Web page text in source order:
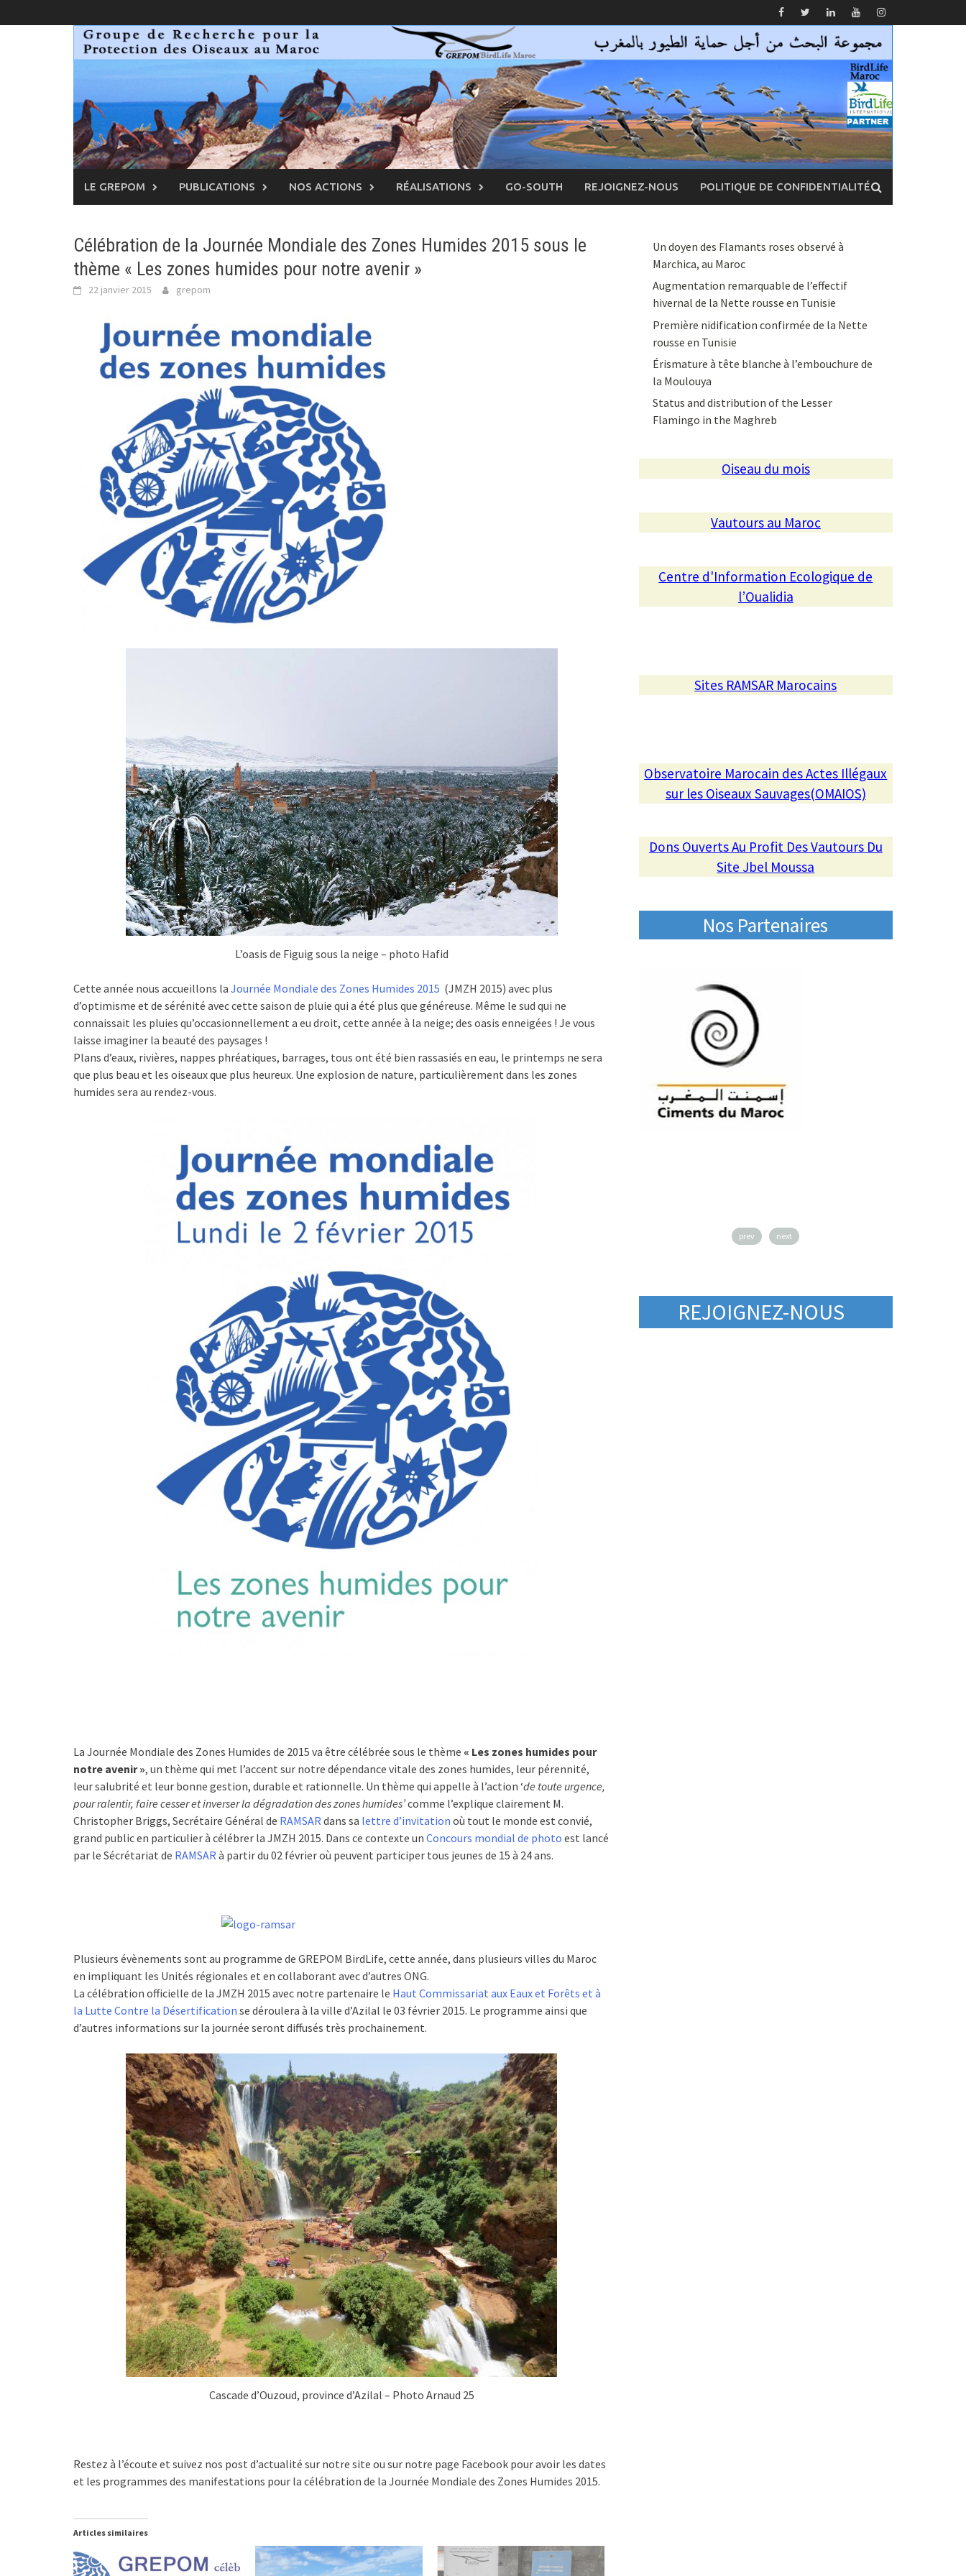
to
LE GREPOM PUBLICATIONS NOS ACTIONS RÉALISATIONS GO-SOUTH REJOIGNEZ-NOUS POLITIQUE DE CONFIDENTIALITÉ
Célébration de la Journée Mondiale des Zones Humides 2015 sous le
thème « Les zones humides pour notre avenir »
22 janvier 2015 grepom
L’oasis de Figuig sous la neige – photo Hafid
Cette année nous accueillons la Journée Mondiale des Zones Humides 2015 (JMZH 2015) avec plus
d’optimisme et de sérénité avec cette saison de pluie qui a été plus que généreuse. Même le sud qui ne
connaissait les pluies qu’occasionnellement a eu droit, cette année à la neige; des oasis enneigées ! Je vous
laisse imaginer la beauté des paysages !
Plans d’eaux, rivières, nappes phréatiques, barrages, tous ont été bien rassasiés en eau, le printemps ne sera
que plus beau et les oiseaux que plus heureux. Une explosion de nature, particulièrement dans les zones
humides sera au rendez-vous.
La Journée Mondiale des Zones Humides de 2015 va être célébrée sous le thème « Les zones humides pour
notre avenir », un thème qui met l’accent sur notre dépendance vitale des zones humides, leur pérennité,
leur salubrité et leur bonne gestion, durable et rationnelle. Un thème qui appelle à l’action ‘de toute urgence,
pour ralentir, faire cesser et inverser la dégradation des zones humides’comme l’explique clairement M.
Christopher Briggs, Secrétaire Général de RAMSARdans sa lettre d’invitation où tout le monde est convié,
grand public en particulier à célébrer la JMZH 2015. Dans ce contexte un Concours mondial de photo est lancé
par le Sécrétariat de RAMSARà partir du 02 février où peuvent participer tous jeunes de 15 à 24 ans.
Plusieurs évènements sont au programme de GREPOM BirdLife, cette année, dans plusieurs villes du Maroc
en impliquant les Unités régionales et en collaborant avec d’autres ONG.
La célébration officielle de la JMZH 2015 avec notre partenaire le Haut Commissariat aux Eaux et Forêts et à
la Lutte Contre la Désertification se déroulera à la ville d’Azilal le 03 février 2015. Le programme ainsi que
d’autres informations sur la journée seront diffusés très prochainement.
Cascade d’Ouzoud, province d’Azilal – Photo Arnaud 25
Restez à l’écoute et suivez nos post d’actualité sur notre site ou sur notre page Facebook pour avoir les dates
et les programmes des manifestations pour la célébration de la Journée Mondiale des Zones Humides 2015.
Articles similaires
Un doyen des Flamants roses observé à
Marchica, au Maroc
Augmentation remarquable de l’effectif
hivernal de la Nette rousse en Tunisie
Première nidification confirmée de la Nette
rousse en Tunisie
Érismature à tête blanche à l’embouchure de
la Moulouya
Status and distribution of the Lesser
Flamingo in the Maghreb
Oiseau du mois
Vautours au Maroc
Centre d'Information Ecologique de
l’Oualidia
Sites RAMSAR Marocains
Observatoire Marocain des Actes Illégaux
sur les Oiseaux Sauvages(OMAIOS)
Dons Ouverts Au Profit Des Vautours Du
Site Jbel Moussa
Nos Partenaires
prev next
REJOIGNEZ-NOUS